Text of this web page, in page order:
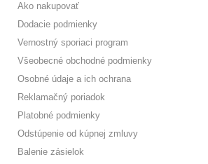
Ako nakupovať
Dodacie podmienky
Vernostný sporiaci program
Všeobecné obchodné podmienky
Osobné údaje a ich ochrana
Reklamačný poriadok
Platobné podmienky
Odstúpenie od kúpnej zmluvy
Balenie zásielok